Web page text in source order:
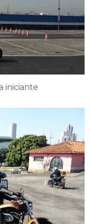
iniciante